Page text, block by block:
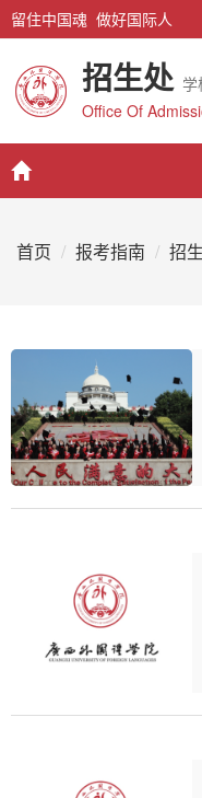
留住中国魂 做好国际人
招生处
Office Of
首页 报考指南 招